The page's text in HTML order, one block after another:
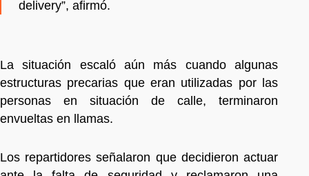
delivery”, afirmó.
La situación escaló aún más cuando algunas
estructuras precarias que eran utilizadas por las
personas en situación de calle, terminaron
envueltas en llamas.
Los repartidores señalaron que decidieron actuar